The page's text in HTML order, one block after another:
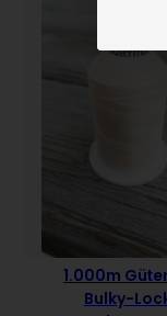
1.000m
Bulky-